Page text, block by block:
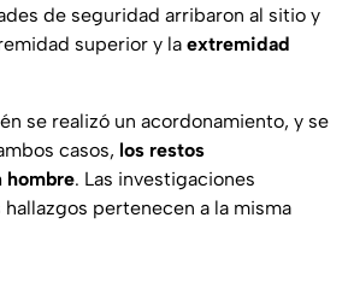
de seguridad arribaron al sitio y
superior y la extremidad
se realizó un acordonamiento, y se
casos, los restos
hombre. Las investigaciones
pertenecen a la misma